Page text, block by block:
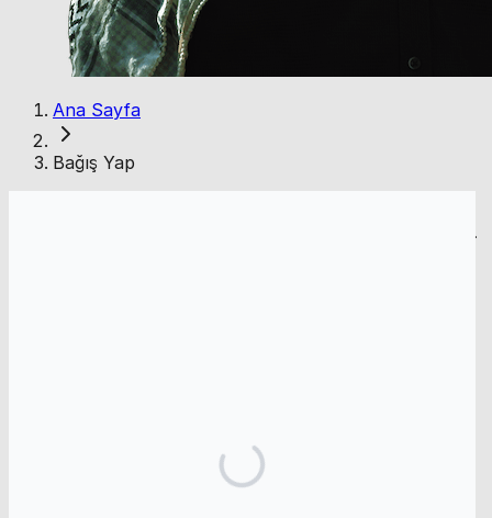
Ana Sayfa
Bağış Yap
501(c)(3) vergi muafiyeti başvurumuz değerlendirme aşamasındadır.
Evet. Tüm bağışlar Donorbox üzerinden, endüstri
standardı şifreleme ve güvenli ödeme sağlayıcıları